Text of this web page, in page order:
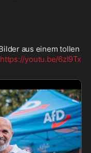
aus einem tollen
https://youtu.be/6zI9Tx